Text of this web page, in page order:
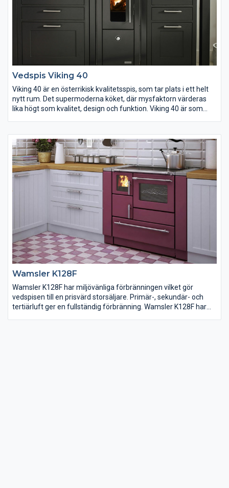
Vedspis Viking 40
Viking 40 är en österrikisk kvalitetsspis, som tar plats i ett helt
nytt rum. Det supermoderna köket, där mysfaktorn värderas
lika högt som kvalitet, design och funktion. Viking 40 är som
utvinnas maximalt och ge jämn värmeutveckling.
Wamsler K128F
Wamsler K128F har miljövänliga förbränningen vilket gör
vedspisen till en prisvärd storsäljare. Primär-, sekundär- och
tertiärluft ger en fullständig förbränning. Wamsler K128F har